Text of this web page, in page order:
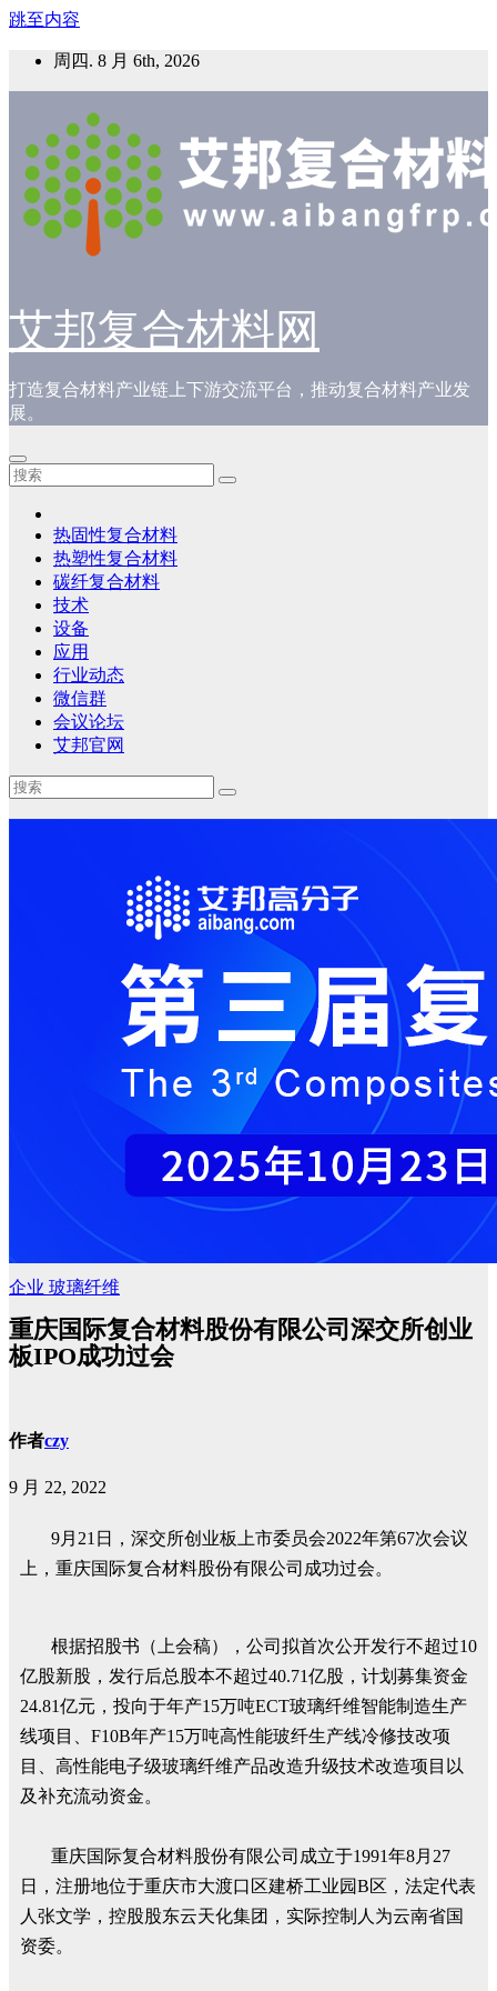
跳至内容
周四. 8 月 6th, 2026
艾邦复合材料网
打造复合材料产业链上下游交流平台，推动复合材料产业发
展。
热固性复合材料
热塑性复合材料
碳纤复合材料
技术
设备
应用
行业动态
微信群
会议论坛
艾邦官网
企业 玻璃纤维
重庆国际复合材料股份有限公司深交所创业
板IPO成功过会
作者czy
9 月 22, 2022
9月21日，深交所创业板上市委员会2022年第67次会议
上，重庆国际复合材料股份有限公司成功过会。
根据招股书（上会稿），公司拟首次公开发行不超过10
亿股新股，发行后总股本不超过40.71亿股，计划募集资金
24.81亿元，投向于年产15万吨ECT玻璃纤维智能制造生产
线项目、F10B年产15万吨高性能玻纤生产线冷修技改项
目、高性能电子级玻璃纤维产品改造升级技术改造项目以
及补充流动资金。
重庆国际复合材料股份有限公司成立于1991年8月27
日，注册地位于重庆市大渡口区建桥工业园B区，法定代表
人张文学，控股股东云天化集团，实际控制人为云南省国
资委。